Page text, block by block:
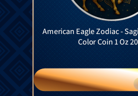
American Eagle Zodiac -
Color Coin 1 Oz